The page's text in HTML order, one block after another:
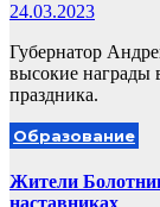
24.03.2023
Губернатор
высокие награды
праздника.
Образование
Жители